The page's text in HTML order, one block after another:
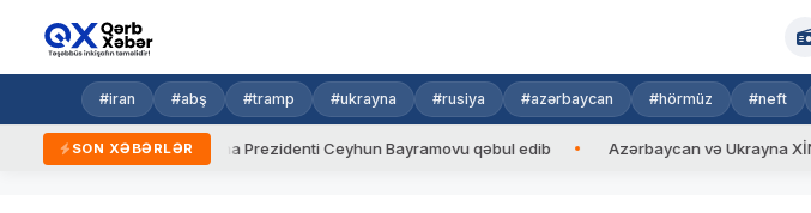
#iran #abş #tramp #ukrayna #rusiya #azərbaycan #hörmüz #neft
SON XƏBƏRLƏR
Ukrayna Prezidenti Ceyhun Bayramovu qəbul edib Azərbaycan və Ukrayna XİN